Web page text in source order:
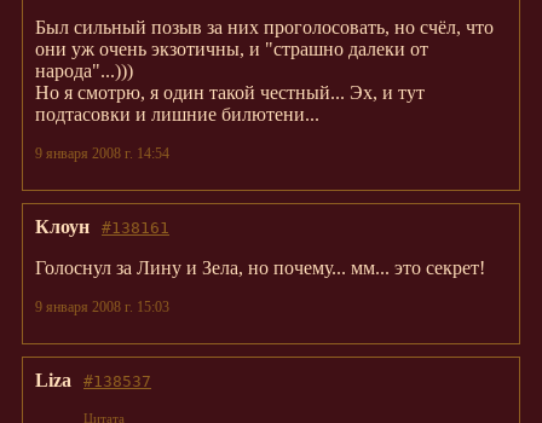
Был сильный позыв за них проголосовать, но счёл, что
они уж очень экзотичны, и "страшно далеки от
народа"...)))
Но я смотрю, я один такой честный... Эх, и тут
подтасовки и лишние билютени...
9 января 2008 г. 14:54
#138161
Клоун
Голоснул за Лину и Зела, но почему... мм... это секрет!
9 января 2008 г. 15:03
#138537
Liza